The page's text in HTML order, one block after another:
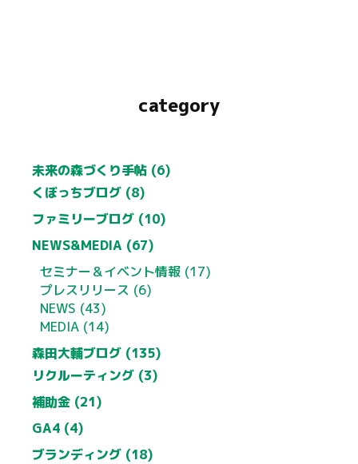
category
未来の森づくり手帖 (6)
くぼっちブログ (8)
ファミリーブログ (10)
NEWS&MEDIA (67)
セミナー＆イベント情報 (17)
プレスリリース (6)
NEWS (43)
MEDIA (14)
森田大輔ブログ (135)
リクルーティング (3)
補助金 (21)
GA4 (4)
ブランディング (18)